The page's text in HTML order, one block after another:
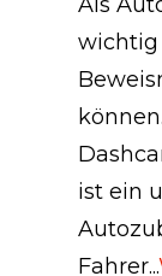
wichtig
ist ein
Fahrer...